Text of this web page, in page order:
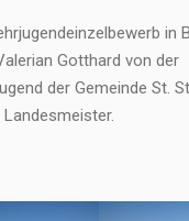
in
Gotthard von der
der Gemeinde St.